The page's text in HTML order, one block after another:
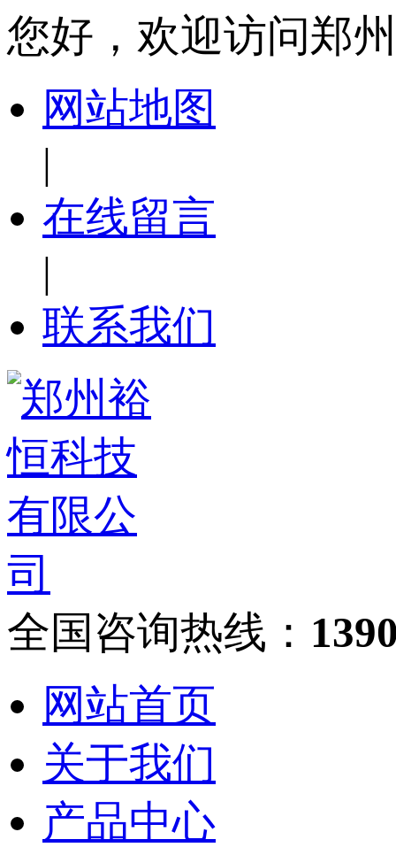
您好，欢迎访问郑
网站地图
|
在线留言
|
联系我们
全国咨询热线：
网站首页
关于我们
产品中心